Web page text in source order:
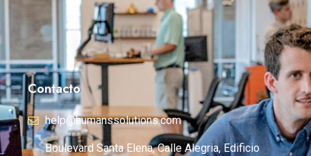
Contacto
help@humanssolutions.com
Boulevard Santa Elena, Calle Alegria, Edificio